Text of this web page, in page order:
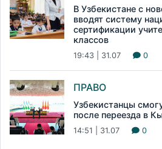
В Узбекистане с
вводят систему
сертификации
классов
19:43 | 31.07 0
ПРАВО
Узбекистанцы
после переезда в
14:51 | 31.07 0